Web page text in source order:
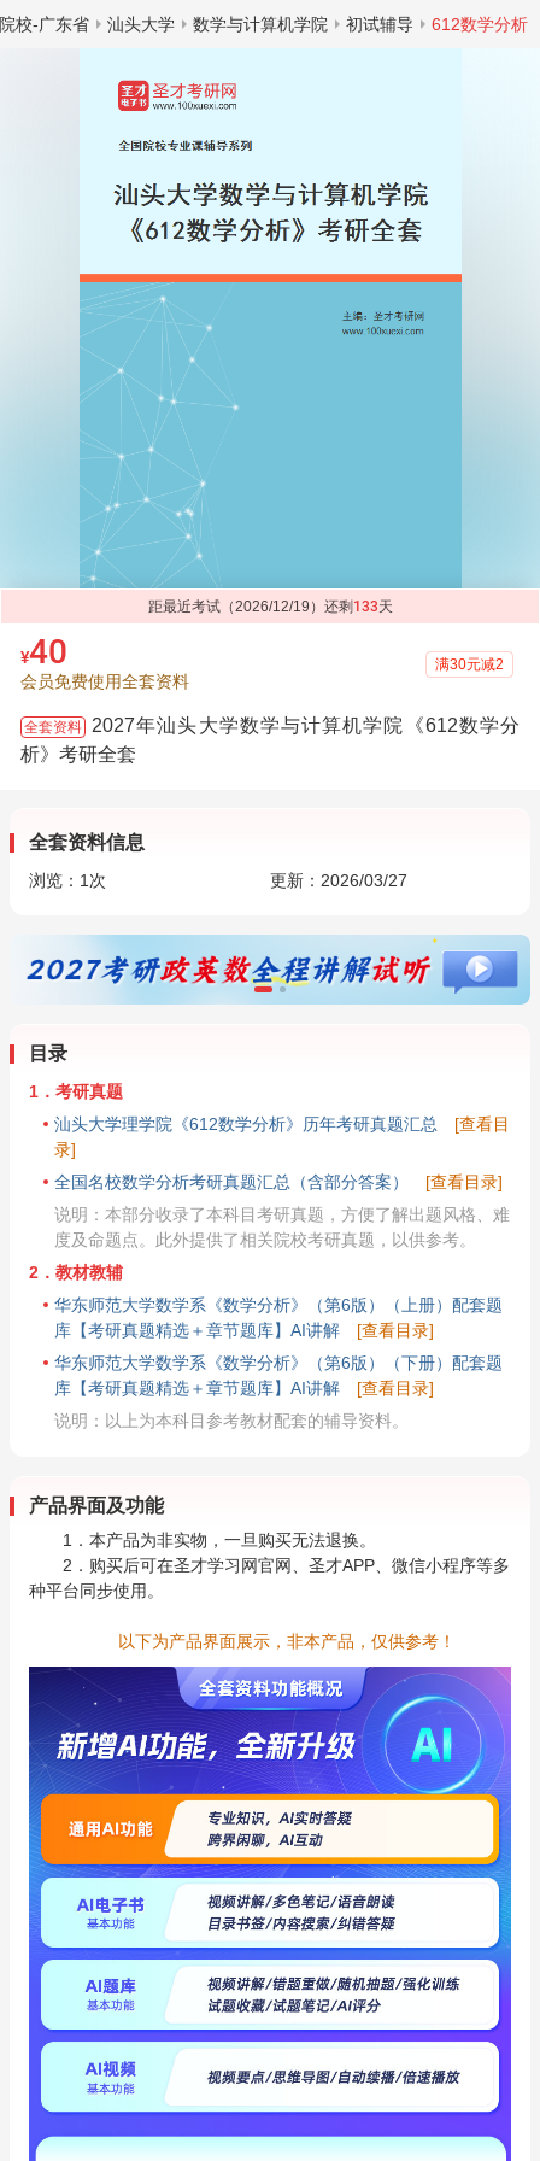
校-广东省 汕头大学 数学与计算机学院 初试辅导 612数学分析
距最近考试（2026/12/19）还剩 133天
¥40
会员免费使用全套资料
满30元减2
全套资料
2027年汕头大学数学与计算机学院《612数学分
析》考研全套
全套资料信息
浏览： 1 次 更新：2026/03/27
目录
1．考研真题
汕头大学理学院《612数学分析》历年考研真题汇总
[查看目
录]
全国名校数学分析考研真题汇总（含部分答案）
[查看目录]
说明：本部分收录了本科目考研真题，方便了解出题风格、难
度及命题点。此外提供了相关院校考研真题，以供参考。
2．教材教辅
华东师范大学数学系《数学分析》（第6版）（上册）配套题
库【考研真题精选＋章节题库】AI讲解
[查看目录]
华东师范大学数学系《数学分析》（第6版）（下册）配套题
库【考研真题精选＋章节题库】AI讲解
[查看目录]
说明：以上为本科目参考教材配套的辅导资料。
产品界面及功能
1．本产品为非实物，一旦购买无法退换。
2．购买后可在圣才学习网官网、圣才APP、微信小程序等多
种平台同步使用。
以下为产品界面展示，非本产品，仅供参考！